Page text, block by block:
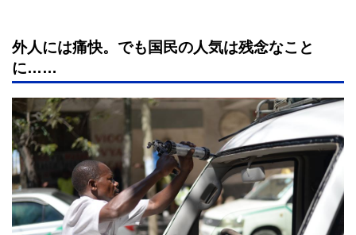
外人には痛快。でも国民の人気は残念なこと
に……